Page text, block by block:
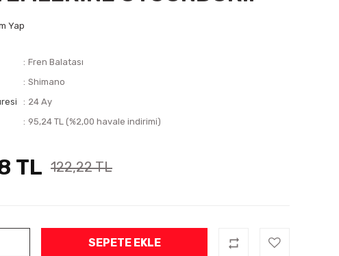
Yap
Fren Balatası
Shimano
24 Ay
95,24 TL (%2,00 havale indirimi)
TL 122,22 TL
SEPETE EKLE